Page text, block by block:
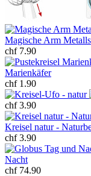
Magische Arm
chf 7.90
Marienkäfer
chf 1.90
chf 3.90
Kreisel natur -
chf 3.90
Nacht
chf 74.90